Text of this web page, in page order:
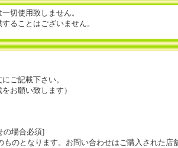
切使用致しません。
ることはございません。
ご記載下さい。
お願い致します）
の場合必須]
のとなります。お問い合わせはご購入された店